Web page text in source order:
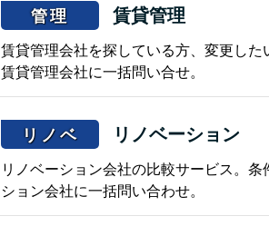
管理 賃貸管理
賃貸管理会社を探している方、変更した
賃貸管理会社に一括問い合せ。
リノベ リノベーション
リノベーション会社の比較サービス。
ション会社に一括問い合わせ。